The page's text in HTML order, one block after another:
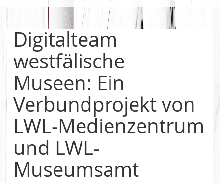
Digitalteam
westfälische
Museen: Ein
Verbundprojekt von
LWL-Medienzentrum
und LWL-
Museumsamt